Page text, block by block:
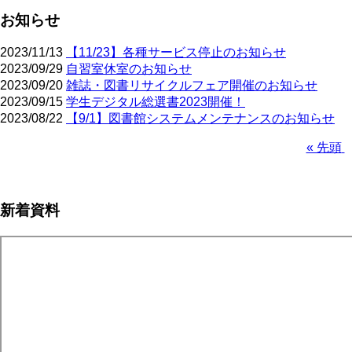
お知らせ
2023/11/13
【11/23】各種サービス停止のお知らせ
2023/09/29 自習室休室のお知らせ
2023/09/20 雑誌・図書リサイクルフェア開催のお知らせ
2023/09/15 学生デジタル総選書2023開催！
2023/08/22
【9/1】図書館システムメンテナンスのお知らせ
送
先
« 先頭
新着資料